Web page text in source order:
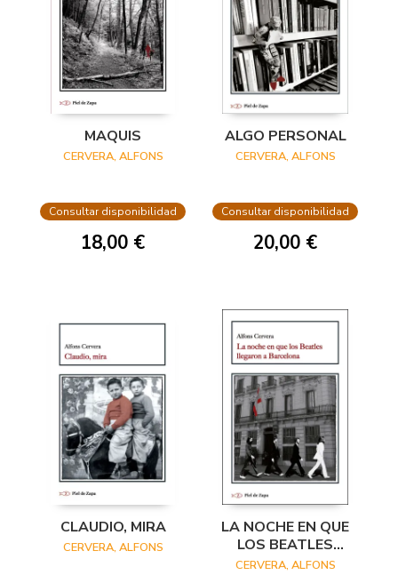
MAQUIS
CERVERA, ALFONS
Consultar disponibilidad
18,00 €
ALGO PERSONAL
CERVERA, ALFONS
Consultar disponibilidad
20,00 €
CLAUDIO, MIRA
CERVERA, ALFONS
LA NOCHE EN QUE
LOS BEATLES
LLEGARON A
CERVERA, ALFONS